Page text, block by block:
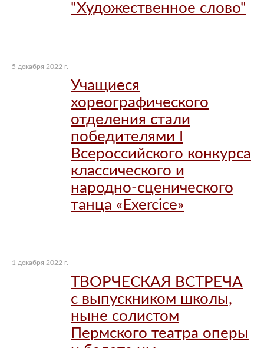
"Художественное слово"
5 декабря 2022 г.
Учащиеся
хореографического
отделения стали
победителями I
Всероссийского конкурса
классического и
народно-сценического
танца «Exercice»
1 декабря 2022 г.
ТВОРЧЕСКАЯ ВСТРЕЧА
с выпускником школы,
ныне солистом
Пермского театра оперы